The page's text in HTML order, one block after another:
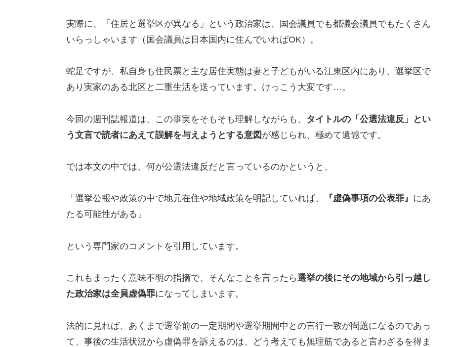
実際に、「住居と選挙区が異なる」という政治家は、国会議員でも都議会議員でもたくさん
いらっしゃいます（国会議員は日本国内に住んでいればOK）。
蛇足ですが、私自身も住民票と主な居住実態は妻と子どもがいる江東区内にあり、選挙区で
あり実家のある北区と二重生活を送っています。けっこう大変です…。
今回の週刊誌報道は、この事実をそもそも理解しながらも、
タイトルの「公選法違反」とい
う文言で読者にあえて誤解を与えようとする意図 が感じられ、極めて遺憾です。
では本文の中では、何が公選法違反だと言っているのかというと、
「選挙公報や政策の中で地元在住や地域政策を明記していれば、 『虚偽事項の公表罪』 にあ
たる可能性がある」
という専門家のコメントを引用しています。
これもまったく意味不明の指摘で、そんなことを言ったら選挙の後にその地域から引っ越し
た政治家は全員虚偽罪になってしまいます。
法的に見れば、あくまで選挙前の一定期間や選挙期間中との言行一致が問題になるのであっ
て、事後の生活状況から虚偽罪を訴えるのは、どう考えても無理筋であると言わざるを得ま